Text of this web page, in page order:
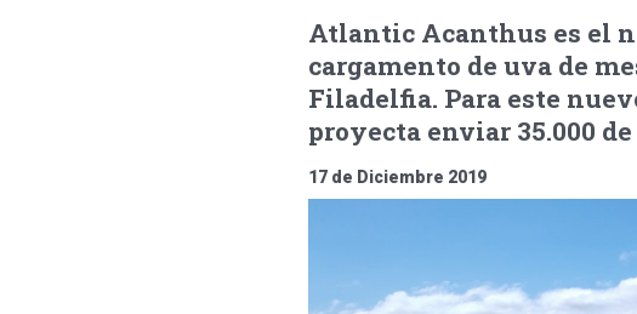
Atlantic Acanthus es el
cargamento de uva de
Filadelfia. Para este
proyecta enviar 35.000
17 de Diciembre 2019